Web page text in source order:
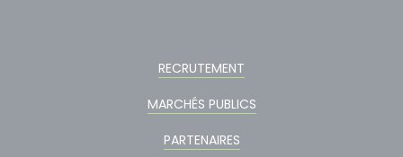
RECRUTEMENT
MARCHÉS PUBLICS
PARTENAIRES